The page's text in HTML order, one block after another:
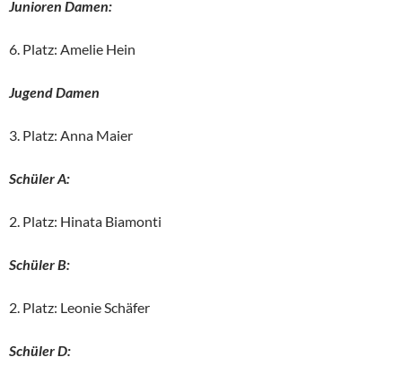
Junioren Damen:
6. Platz: Amelie Hein
Jugend Damen
3. Platz: Anna Maier
Schüler A:
2. Platz: Hinata Biamonti
Schüler B:
2. Platz: Leonie Schäfer
Schüler D: